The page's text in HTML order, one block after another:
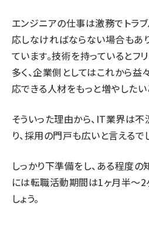
エンジニアの仕事は激務でトラ
応しなければならない場合もあ
ています。技術を持っているとフ
多く、企業側としてはこれから益
応できる人材をもっと増やしたい
そういった理由から、IT業界は
り、採用の門戸も広いと言えるでし
しっかり下準備をし、ある程度
には転職活動期間は1ヶ月半〜2
しょう。